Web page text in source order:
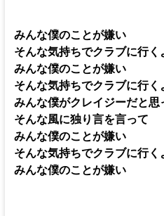
みんな僕のことが嫌い
そんな気持ちでクラブに行く
みんな僕のことが嫌い
そんな気持ちでクラブに行く
みんな僕がクレイジーだと思
そんな風に独り言を言って
みんな僕のことが嫌い
そんな気持ちでクラブに行く
みんな僕のことが嫌い